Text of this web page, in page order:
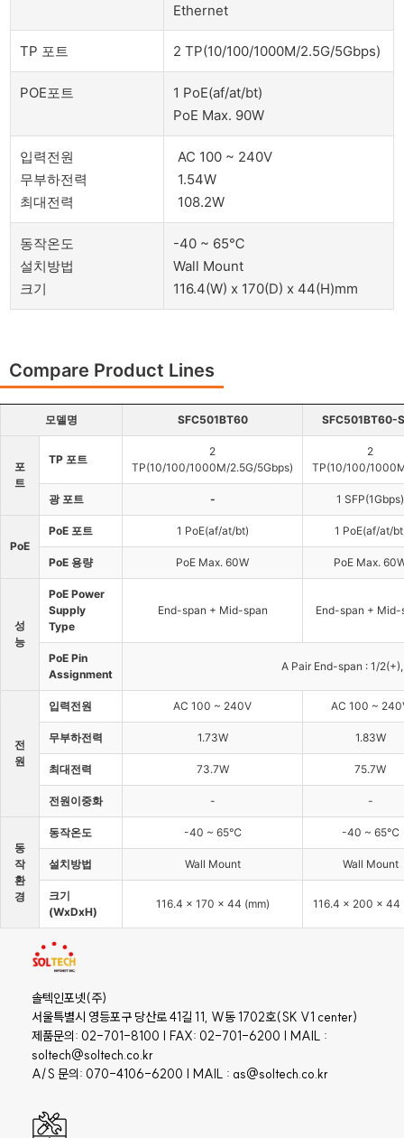
Ethernet
TP 포트 2 TP(10/100/1000M/2.5G/5Gbps)
POE포트
1 PoE(af/at/bt)
PoE Max. 90W
입력전원
무부하전력
최대전력
AC 100 ~ 240V
1.54W
108.2W
동작온도
설치방법
크기
-40 ~ 65℃
Wall Mount
116.4(W) x 170(D) x 44(H)mm
Compare Product Lines
모델명 SFC501BT60 SFC501BT60-
포
트
TP 포트
2
TP(10/100/1000M/2.5G/5Gbps)
2
TP(10/100/
광 포트 - 1 SFP(1Gbps)
PoE
PoE 포트 1 PoE(af/at/bt) 1 PoE(af/at/
PoE 용량 PoE Max. 60W PoE Max.
성
능
PoE Power
Supply
Type
End-span + Mid-span End-span + Mid-
PoE Pin
Assignment
A Pair End-span : 1/
전
원
입력전원 AC 100 ~ 240V AC 100 ~
무부하전력 1.73W 1.83W
최대전력 73.7W 75.7W
전원이중화 - -
동
작
환
경
동작온도 -40 ~ 65℃ -40 ~ 65℃
설치방법 Wall Mount Wall Mount
크기
(WxDxH)
116.4 x 170 x 44 (mm) 116.4 x 200 x 44
솔텍인포넷(주)
서울특별시 영등포구 당산로 41길 11, W동 1702호(SK V1 center)
제품문의: 02-701-8100 | FAX: 02-701-6200 | MAIL :
soltech@soltech.co.kr
A/S 문의: 070-4106-6200 | MAIL : as@soltech.co.kr